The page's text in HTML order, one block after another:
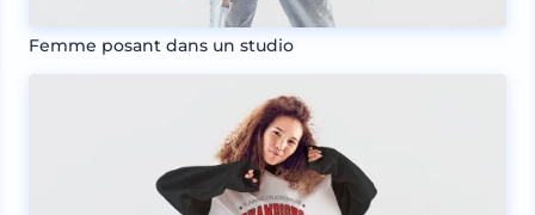
Femme posant dans un studio